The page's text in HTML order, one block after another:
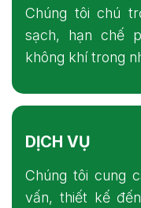
Chúng tôi chú
sạch, hạn chế
không khí trong
DỊCH VỤ
Chúng tôi cung
vấn, thiết kế